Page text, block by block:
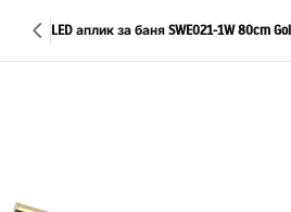
LED аплик за баня SWE021-1W 80cm